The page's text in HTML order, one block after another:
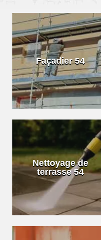
Façadier 54
Nettoyage de
terrasse 54